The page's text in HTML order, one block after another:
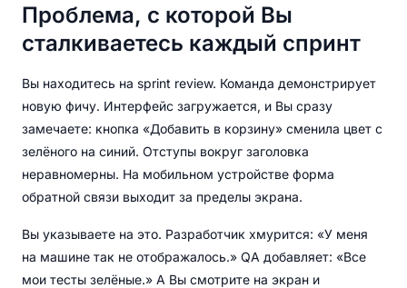
Проблема, с которой Вы
сталкиваетесь каждый спринт
Вы находитесь на sprint review. Команда демонстрирует
новую фичу. Интерфейс загружается, и Вы сразу
замечаете: кнопка «Добавить в корзину» сменила цвет с
зелёного на синий. Отступы вокруг заголовка
неравномерны. На мобильном устройстве форма
обратной связи выходит за пределы экрана.
Вы указываете на это. Разработчик хмурится: «У меня
на машине так не отображалось.» QA добавляет: «Все
мои тесты зелёные.» А Вы смотрите на экран и